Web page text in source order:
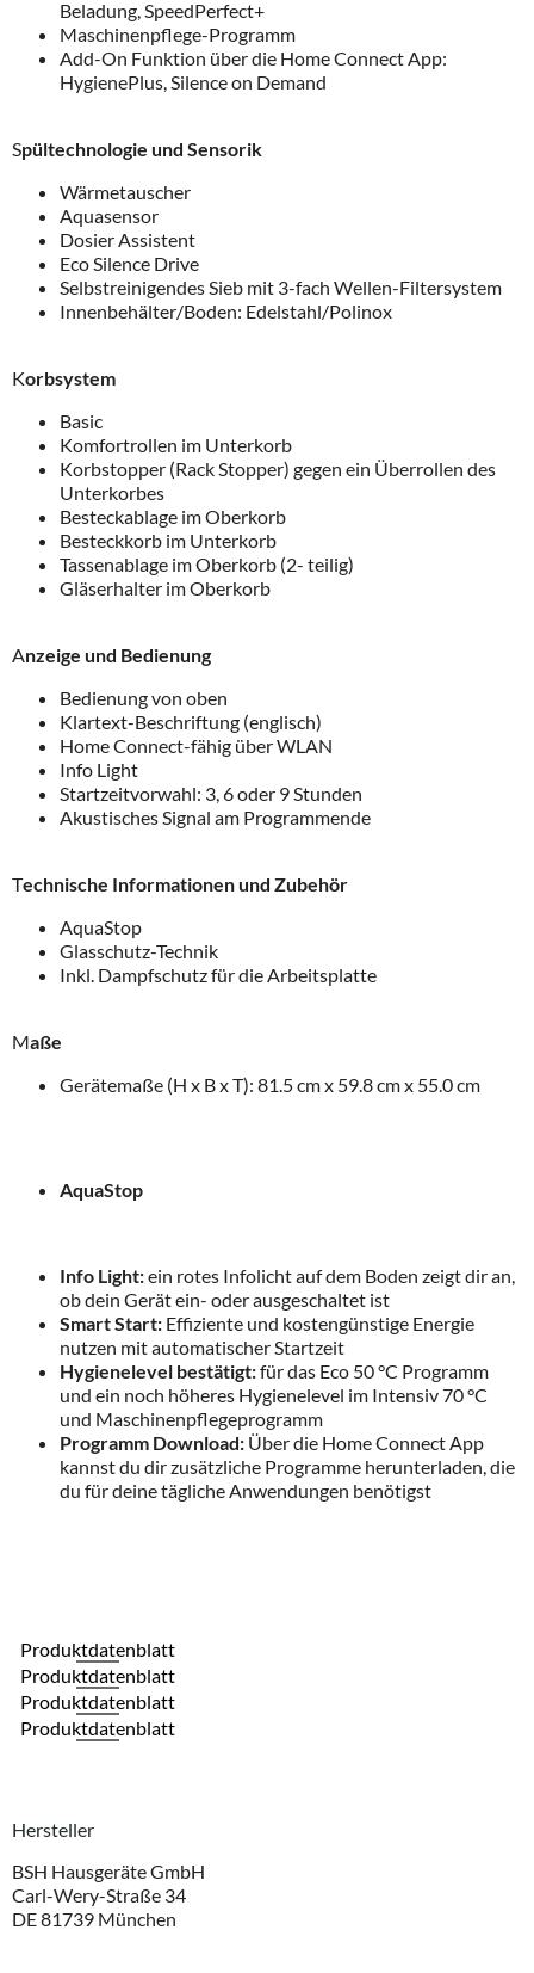
Beladung, SpeedPerfect+
Maschinenpflege-Programm
Add-On Funktion über die Home Connect App:
HygienePlus, Silence on Demand
Spültechnologie und Sensorik
Wärmetauscher
Aquasensor
Dosier Assistent
Eco Silence Drive
Selbstreinigendes Sieb mit 3-fach Wellen-Filtersystem
Innenbehälter/Boden: Edelstahl/Polinox
Korbsystem
Basic
Komfortrollen im Unterkorb
Korbstopper (Rack Stopper) gegen ein Überrollen des
Unterkorbes
Besteckablage im Oberkorb
Besteckkorb im Unterkorb
Tassenablage im Oberkorb (2- teilig)
Gläserhalter im Oberkorb
Anzeige und Bedienung
Bedienung von oben
Klartext-Beschriftung (englisch)
Home Connect-fähig über WLAN
Info Light
Startzeitvorwahl: 3, 6 oder 9 Stunden
Akustisches Signal am Programmende
Technische Informationen und Zubehör
AquaStop
Glasschutz-Technik
Inkl. Dampfschutz für die Arbeitsplatte
Maße
Gerätemaße (H x B x T): 81.5 cm x 59.8 cm x 55.0 cm
AquaStop
Info Light:ein rotes Infolicht auf dem Boden zeigt dir an,
ob dein Gerät ein- oder ausgeschaltet ist
Smart Start: Effiziente und kostengünstige Energie
nutzen mit automatischer Startzeit
Hygienelevel bestätigt:für das Eco 50 °C Programm
und ein noch höheres Hygienelevel im Intensiv 70 °C
und Maschinenpflegeprogramm
Programm Download: Über die Home Connect App
kannst du dir zusätzliche Programme herunterladen, die
du für deine tägliche Anwendungen benötigst
Produktdatenblatt
Produktdatenblatt
Produktdatenblatt
Produktdatenblatt
Hersteller
BSH Hausgeräte GmbH
Carl-Wery-Straße 34
DE 81739 München